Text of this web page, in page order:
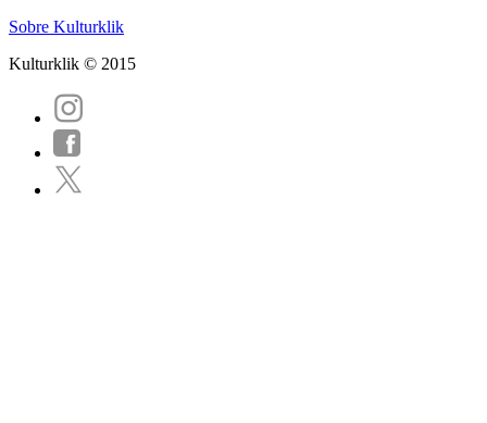
Sobre Kulturklik
Kulturklik © 2015